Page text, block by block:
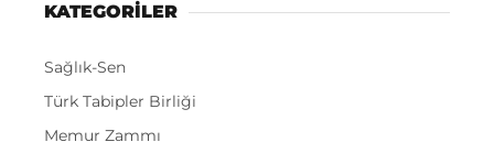
KATEGORİLER
Sağlık-Sen
Türk Tabipler Birliği
Memur Zammı